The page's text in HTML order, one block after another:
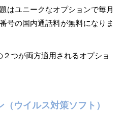
はユニークなオプションで毎月
号の国内通話料が無料になりま
つが両方適用されるオプショ
ウイルス対策ソフト）